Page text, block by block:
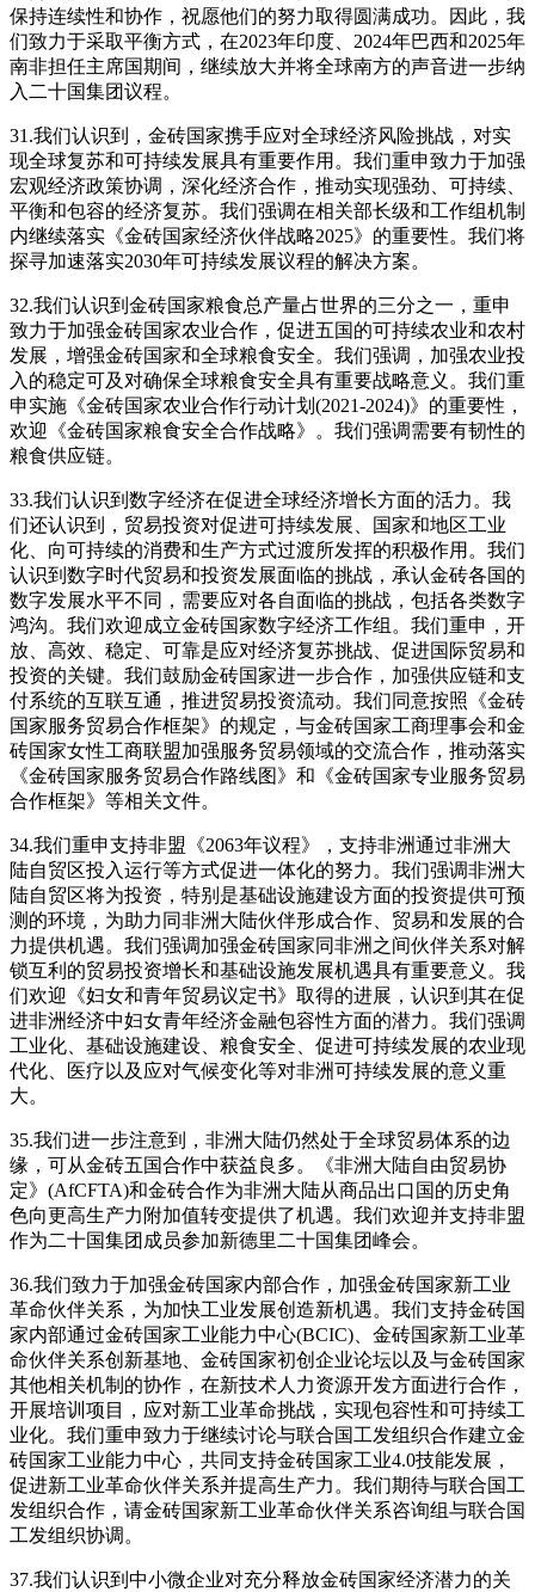
保持连续性和协作，祝愿他们的努力取得圆满成功。因此，我
们致力于采取平衡方式，在2023年印度、2024年巴西和2025年
南非担任主席国期间，继续放大并将全球南方的声音进一步纳
入二十国集团议程。
31.我们认识到，金砖国家携手应对全球经济风险挑战，对实
现全球复苏和可持续发展具有重要作用。我们重申致力于加强
宏观经济政策协调，深化经济合作，推动实现强劲、可持续、
平衡和包容的经济复苏。我们强调在相关部长级和工作组机制
内继续落实《金砖国家经济伙伴战略2025》的重要性。我们将
探寻加速落实2030年可持续发展议程的解决方案。
32.我们认识到金砖国家粮食总产量占世界的三分之一，重申
致力于加强金砖国家农业合作，促进五国的可持续农业和农村
发展，增强金砖国家和全球粮食安全。我们强调，加强农业投
入的稳定可及对确保全球粮食安全具有重要战略意义。我们重
申实施《金砖国家农业合作行动计划(2021-2024)》的重要性，
欢迎《金砖国家粮食安全合作战略》。我们强调需要有韧性的
粮食供应链。
33.我们认识到数字经济在促进全球经济增长方面的活力。我
们还认识到，贸易投资对促进可持续发展、国家和地区工业
化、向可持续的消费和生产方式过渡所发挥的积极作用。我们
认识到数字时代贸易和投资发展面临的挑战，承认金砖各国的
数字发展水平不同，需要应对各自面临的挑战，包括各类数字
鸿沟。我们欢迎成立金砖国家数字经济工作组。我们重申，开
放、高效、稳定、可靠是应对经济复苏挑战、促进国际贸易和
投资的关键。我们鼓励金砖国家进一步合作，加强供应链和支
付系统的互联互通，推进贸易投资流动。我们同意按照《金砖
国家服务贸易合作框架》的规定，与金砖国家工商理事会和金
砖国家女性工商联盟加强服务贸易领域的交流合作，推动落实
《金砖国家服务贸易合作路线图》和《金砖国家专业服务贸易
合作框架》等相关文件。
34.我们重申支持非盟《2063年议程》，支持非洲通过非洲大
陆自贸区投入运行等方式促进一体化的努力。我们强调非洲大
陆自贸区将为投资，特别是基础设施建设方面的投资提供可预
测的环境，为助力同非洲大陆伙伴形成合作、贸易和发展的合
力提供机遇。我们强调加强金砖国家同非洲之间伙伴关系对解
锁互利的贸易投资增长和基础设施发展机遇具有重要意义。我
们欢迎《妇女和青年贸易议定书》取得的进展，认识到其在促
进非洲经济中妇女青年经济金融包容性方面的潜力。我们强调
工业化、基础设施建设、粮食安全、促进可持续发展的农业现
代化、医疗以及应对气候变化等对非洲可持续发展的意义重
大。
35.我们进一步注意到，非洲大陆仍然处于全球贸易体系的边
缘，可从金砖五国合作中获益良多。《非洲大陆自由贸易协
定》(AfCFTA)和金砖合作为非洲大陆从商品出口国的历史角
色向更高生产力附加值转变提供了机遇。我们欢迎并支持非盟
作为二十国集团成员参加新德里二十国集团峰会。
36.我们致力于加强金砖国家内部合作，加强金砖国家新工业
革命伙伴关系，为加快工业发展创造新机遇。我们支持金砖国
家内部通过金砖国家工业能力中心(BCIC)、金砖国家新工业革
命伙伴关系创新基地、金砖国家初创企业论坛以及与金砖国家
其他相关机制的协作，在新技术人力资源开发方面进行合作，
开展培训项目，应对新工业革命挑战，实现包容性和可持续工
业化。我们重申致力于继续讨论与联合国工发组织合作建立金
砖国家工业能力中心，共同支持金砖国家工业4.0技能发展，
促进新工业革命伙伴关系并提高生产力。我们期待与联合国工
发组织合作，请金砖国家新工业革命伙伴关系咨询组与联合国
工发组织协调。
37.我们认识到中小微企业对充分释放金砖国家经济潜力的关